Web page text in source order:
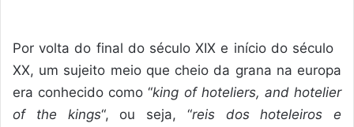
Por volta do final do século XIX e início do século
XX, um sujeito meio que cheio da grana na europa
era conhecido como “king of hoteliers, and hotelier
of the kings“, ou seja, “reis dos hoteleiros e